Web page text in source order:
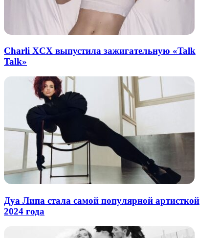
Charli XCX выпустила зажигательную «Talk
Talk»
Дуа Липа стала самой популярной артисткой
2024 года